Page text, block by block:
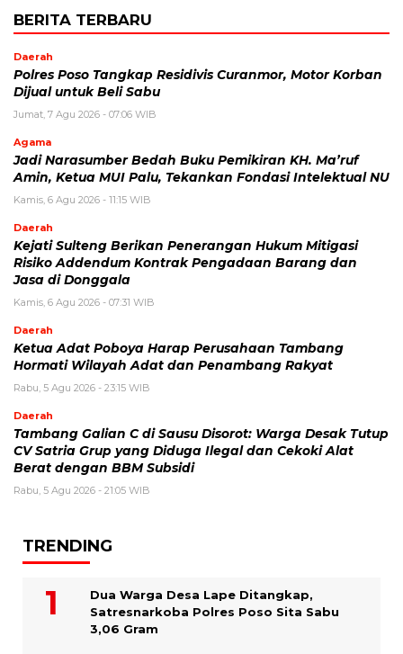
BERITA TERBARU
Daerah
Polres Poso Tangkap Residivis Curanmor, Motor Korban
Dijual untuk Beli Sabu
Jumat, 7 Agu 2026 - 07:06 WIB
Agama
Jadi Narasumber Bedah Buku Pemikiran KH. Ma’ruf
Amin, Ketua MUI Palu, Tekankan Fondasi Intelektual NU
Kamis, 6 Agu 2026 - 11:15 WIB
Daerah
Kejati Sulteng Berikan Penerangan Hukum Mitigasi
Risiko Addendum Kontrak Pengadaan Barang dan
Jasa di Donggala
Kamis, 6 Agu 2026 - 07:31 WIB
Daerah
Ketua Adat Poboya Harap Perusahaan Tambang
Hormati Wilayah Adat dan Penambang Rakyat
Rabu, 5 Agu 2026 - 23:15 WIB
Daerah
Tambang Galian C di Sausu Disorot: Warga Desak Tutup
CV Satria Grup yang Diduga Ilegal dan Cekoki Alat
Berat dengan BBM Subsidi
Rabu, 5 Agu 2026 - 21:05 WIB
TRENDING
Dua Warga Desa Lape Ditangkap,
Satresnarkoba Polres Poso Sita Sabu
3,06 Gram